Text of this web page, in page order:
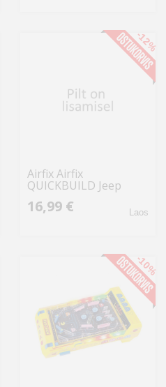
Airfix Airfix
QUICKBUILD Jeep
Concept
16,99 € Laos
-12%
-10%